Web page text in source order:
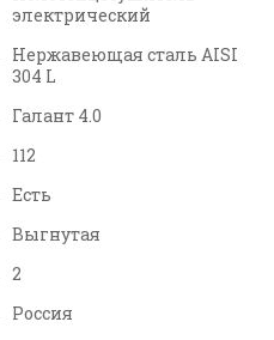
электрический
Нержавеющая сталь AISI
304 L
Галант 4.0
112
Есть
Выгнутая
2
Россия